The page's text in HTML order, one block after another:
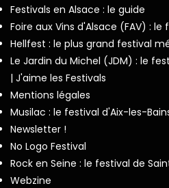
Festivals en Alsace : le guide
Foire aux Vins d'Alsace (FAV) :
Hellfest : le plus grand festival
Le Jardin du Michel (JDM) : le
| J'aime les Festivals
Mentions légales
Musilac : le festival d'Aix-les-
Newsletter !
No Logo Festival
Rock en Seine : le festival de
Webzine